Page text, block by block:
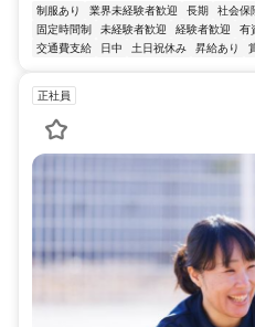
制服あり 業界未経験者歓迎 長期 社会保
固定時間制
未経験者歓迎 経験者歓迎 有
交通費支給
日中 土日祝休み 昇給あり
正社員